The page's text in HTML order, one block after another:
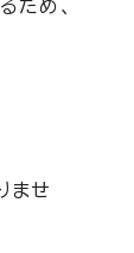
ため、
ませ